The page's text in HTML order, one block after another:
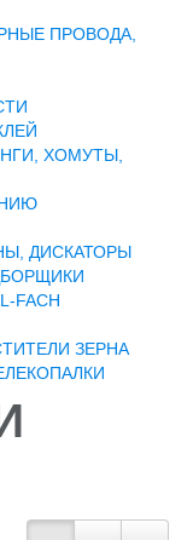
ПРОВОДА,
ХОМУТЫ,
ДИСКАТОРЫ
FACH
ЗЕРНА